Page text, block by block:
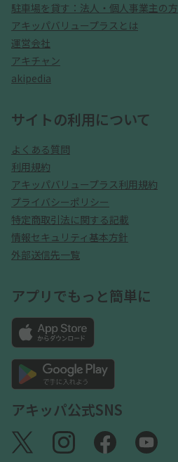
駐車場を貸す：法人・個人事業主の方
アキッパバリュープラスとは
運営会社
アキチャン
akipedia
サイトの利用について
よくある質問
利用規約
アキッパバリュープラス利用規約
プライバシーポリシー
特定商取引法に関する記載
情報セキュリティ基本方針
外部送信先一覧
アプリでもっと簡単に
アキッパ公式SNS